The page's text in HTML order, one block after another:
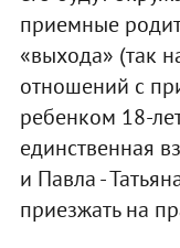
приемные
«выхода» (так
отношений с
ребенком 18-
единственная
и Павла -
приезжать на